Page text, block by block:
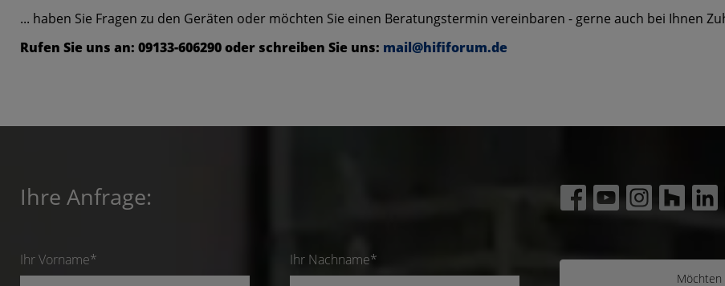
... haben Sie Fragen zu den Geräten oder möchten Sie einen Beratungstermin vereinbaren - gerne auch bei Ihnen
Rufen Sie uns an: 09133-606290 oder schreiben Sie uns: mail@hififorum.de
Ihre Anfrage:
Ihr Vorname* Ihr Nachname*
Möchten